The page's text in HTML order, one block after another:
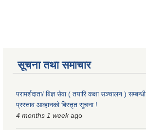
सूचना तथा समाचार
परामर्शदाता/ बिज्ञ सेवा ( तयारि कक्षा सञ्चालन ) सम्बन्धी
प्रस्ताव आव्हानको बिस्तृत सूचना !
4 months 1 weekago